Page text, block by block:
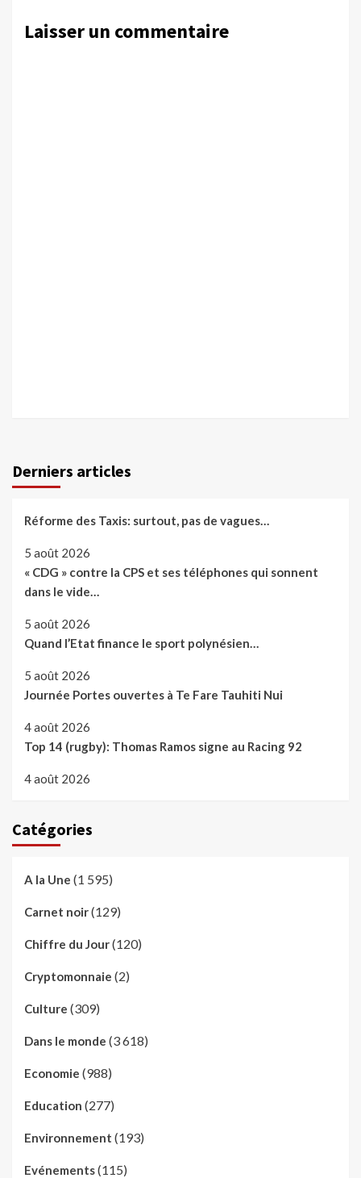
Laisser un commentaire
Derniers articles
Réforme des Taxis: surtout, pas de vagues…
5 août 2026
« CDG » contre la CPS et ses téléphones qui sonnent
dans le vide…
5 août 2026
Quand l’Etat finance le sport polynésien…
5 août 2026
Journée Portes ouvertes à Te Fare Tauhiti Nui
4 août 2026
Top 14 (rugby): Thomas Ramos signe au Racing 92
4 août 2026
Catégories
A la Une (1 595)
Carnet noir(129)
Chiffre du Jour(120)
Cryptomonnaie (2)
Culture (309)
Dans le monde (3 618)
Economie (988)
Education (277)
Environnement (193)
Evénements(115)